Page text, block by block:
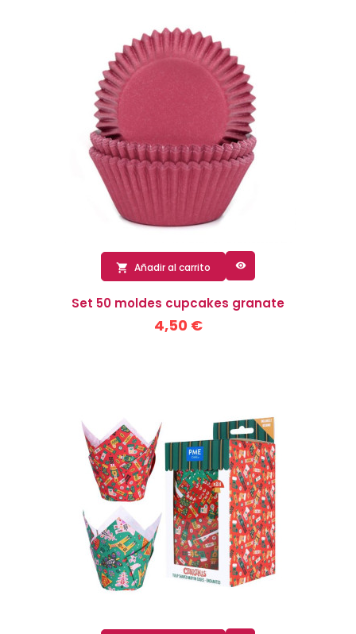
 Añadir al carrito 
Set 50 moldes cupcakes granate
4,50 €